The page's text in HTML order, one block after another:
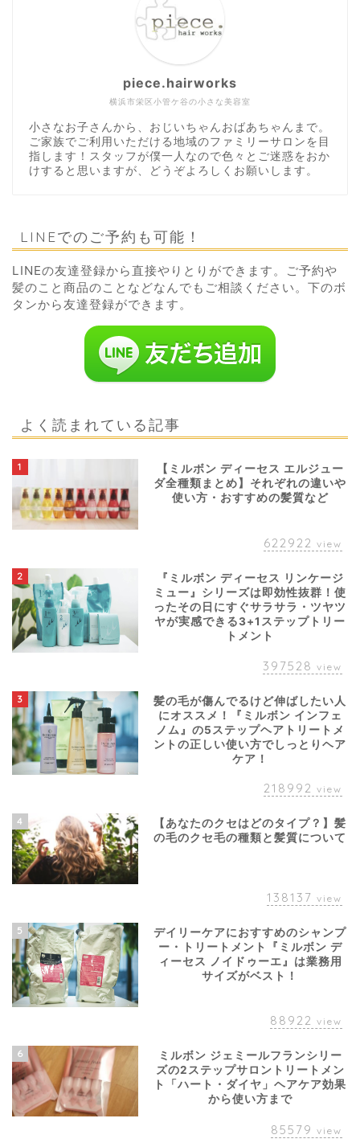
横浜市栄区小管ケ谷の小さな美容室
piece.hairworks
小さなお子さんから、おじいちゃんおばあちゃんまで。
ご家族でご利用いただける地域のファミリーサロンを目
指します！スタッフが僕一人なので色々とご迷惑をおか
けすると思いますが、どうぞよろしくお願いします。
LINEでのご予約も可能！
LINEの友達登録から直接やりとりができます。ご予約や
髪のこと商品のことなどなんでもご相談ください。下のボ
タンから友達登録ができます。
よく読まれている記事
1
【ミルボン ディーセス エルジュー
ダ全種類まとめ】それぞれの違いや
使い方・おすすめの髪質など
622922 view
2
『ミルボン ディーセス リンケージ
ミュー』シリーズは即効性抜群！使
ったその日にすぐサラサラ・ツヤツ
ヤが実感できる3+1ステップトリー
トメント
397528 view
3
髪の毛が傷んでるけど伸ばしたい人
にオススメ！『ミルボン インフェ
ノム』の5ステップヘアトリートメ
ントの正しい使い方でしっとりヘア
ケア！
218992 view
4
【あなたのクセはどのタイプ？】髪
の毛のクセ毛の種類と髪質について
138137 view
5
デイリーケアにおすすめのシャンプ
ー・トリートメント『ミルボン デ
ィーセス ノイドゥーエ』は業務用
サイズがベスト！
88922 view
6
ミルボン ジェミールフランシリー
ズの2ステップサロントリートメン
ト「ハート・ダイヤ」ヘアケア効果
から使い方まで
85579 view